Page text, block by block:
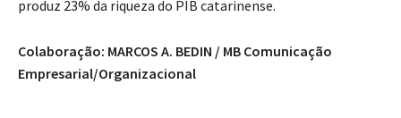
produz 23% da riqueza do PIB catarinense.
Colaboração: MARCOS A. BEDIN / MB Comunicação
Empresarial/Organizacional